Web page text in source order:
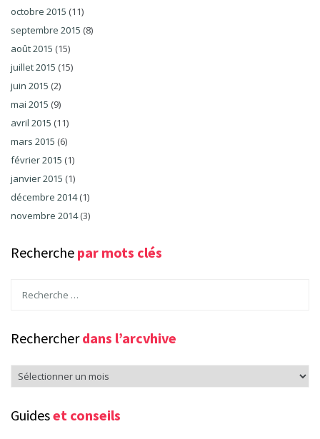
octobre 2015 (11)
septembre 2015 (8)
août 2015 (15)
juillet 2015 (15)
juin 2015 (2)
mai 2015 (9)
avril 2015 (11)
mars 2015 (6)
février 2015 (1)
janvier 2015 (1)
décembre 2014(1)
novembre 2014(3)
Recherche par mots clés
Rechercherdans l’arcvhive
Rechercher
dans
Guideset conseils